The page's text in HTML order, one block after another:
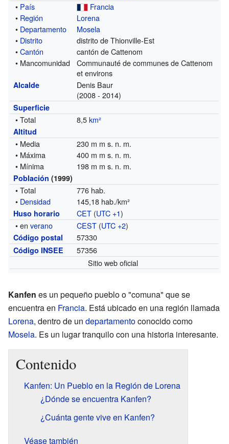
• País
Francia
• Región
Lorena
• Departamento
Mosela
• Distrito
distrito de Thionville-Est
•Cantón
cantón de Cattenom
• Mancomunidad
Communauté de communes de Cattenom
et environs
Alcalde
Denis Baur
(2008 - 2014)
Superficie
• Total 8,5km²
Altitud
• Media
230 m m s. n. m.
• Máxima
400 m m s. n. m.
• Mínima
198 m m s. n. m.
Población (1999)
• Total
776 hab.
• Densidad 145,18 hab./km²
Huso horario CET (UTC +1)
• enverano CEST (UTC +2)
Código postal 57330
Código INSEE
57356
Sitio web oficial
Kanfen es un pequeño pueblo o "comuna" que se
encuentra en Francia. Está ubicado en una región llamada
Lorena, dentro de un departamentoconocido como
Mosela. Es un lugar tranquilo con una historia interesante.
Contenido
Kanfen: Un Pueblo en la Región de Lorena
¿Dónde se encuentra Kanfen?
¿Cuánta gente vive en Kanfen?
Véase también